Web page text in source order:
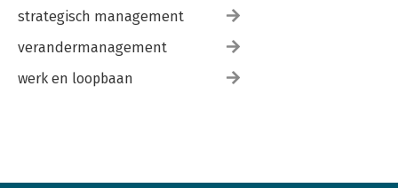
strategisch management
verandermanagement
werk en loopbaan